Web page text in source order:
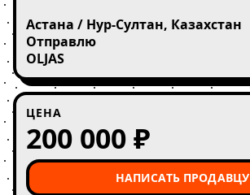
Астана / Нур-Султан, Казахстан
Отправлю
OLJAS
ЦЕНА
200 000 ₽
НАПИСАТЬ ПРОДАВЦУ